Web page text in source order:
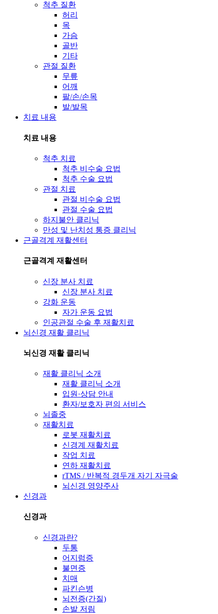
척추 질환
허리
목
가슴
골반
기타
관절 질환
무릎
어깨
팔/손/손목
발/발목
치료 내용
치료 내용
척추 치료
척추 비수술 요법
척추 수술 요법
관절 치료
관절 비수술 요법
관절 수술 요법
하지불안 클리닉
만성 및 난치성 통증 클리닉
근골격계 재활센터
근골격계 재활센터
신장 분사 치료
신장 분사 치료
강화 운동
자가 운동 요법
인공관절 수술 후 재활치료
뇌신경 재활 클리닉
뇌신경 재활 클리닉
재활 클리닉 소개
재활 클리닉 소개
입원·상담 안내
환자/보호자 편의 서비스
뇌졸중
재활치료
로봇 재활치료
신경계 재활치료
작업 치료
연하 재활치료
rTMS / 반복적 경두개 자기 자극술
뇌신경 영양주사
신경과
신경과
신경과란?
두통
어지럼증
불면증
치매
파킨슨병
뇌전증(간질)
손발 저림